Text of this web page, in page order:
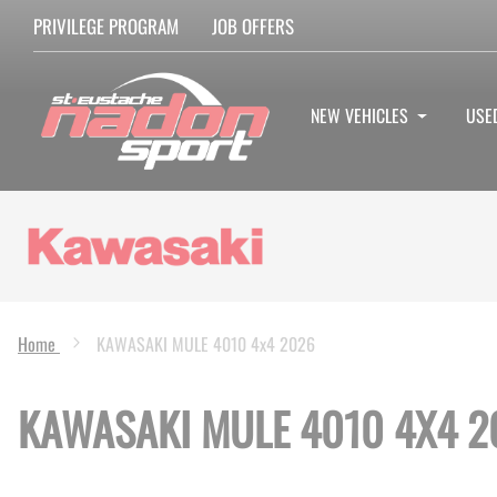
PRIVILEGE PROGRAM JOB OFFERS
NEW VEHICLES
Home KAWASAKI MULE 4010 4x4 2026
KAWASAKI MULE 4010 4X4